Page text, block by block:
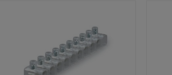
- gwarancja 1 rok lub dłużej zgodnie z
wytycznymi producenta
-